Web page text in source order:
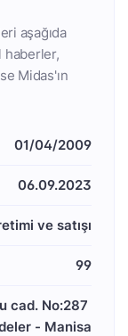
aşağıda
haberler,
Midas'ın
01/04/2009
06.09.2023
ve satışı
99
cad. No:287
- Manisa